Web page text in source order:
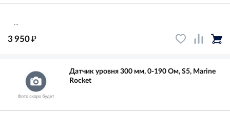
...
3 950₽
Датчик уровня 300 мм, 0-190 Ом, S5, Marine
Rocket